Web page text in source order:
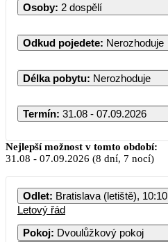
Osoby: 2 dospělí
Odkud pojedete: Nerozhoduje
Délka pobytu: Nerozhoduje
Termín: 31.08 - 07.09.2026
Nejlepší možnost v tomto období:
31.08 - 07.09.2026 (8 dní, 7 nocí)
Odlet: Bratislava (letiště), 10:10
Letový řád
Pokoj: Dvoulůžkový pokoj